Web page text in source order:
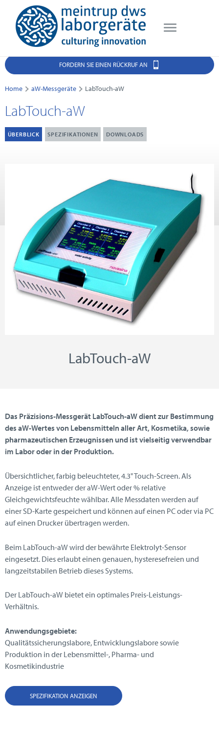
FORDERN SIE EINEN RÜCKRUF AN
Home aW-Messgeräte LabTouch-aW
LabTouch-aW
ÜBERBLICK SPEZIFIKATIONEN DOWNLOADS
LabTouch-aW
Das Präzisions-Messgerät LabTouch-aW dient zur Bestimmung
des aW-Wertes von Lebensmitteln aller Art, Kosmetika, sowie
pharmazeutischen Erzeugnissen und ist vielseitig verwendbar
im Labor oder in der Produktion.
Übersichtlicher, farbig beleuchteter, 4.3" Touch-Screen. Als
Anzeige ist entweder der aW-Wert oder % relative
Gleichgewichtsfeuchte wählbar. Alle Messdaten werden auf
einer SD-Karte gespeichert und können auf einen PC oder via PC
auf einen Drucker übertragen werden.
Beim LabTouch-aW wird der bewährte Elektrolyt-Sensor
eingesetzt. Dies erlaubt einen genauen, hysteresefreien und
langzeitstabilen Betrieb dieses Systems.
Der LabTouch-aW bietet ein optimales Preis-Leistungs-
Verhältnis.
Anwendungsgebiete:
Qualitätssicherungslabore, Entwicklungslabore sowie
Produktion in der Lebensmittel-, Pharma- und
Kosmetikindustrie
SPEZIFIKATION ANZEIGEN